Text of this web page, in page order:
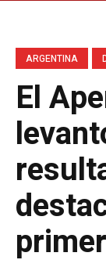
ARGENTINA
El